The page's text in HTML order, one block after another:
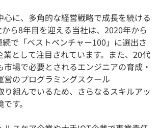
心に、多角的な経営戦略で成長を続ける
ら8年目を迎える当社は、2020年から
で「ベストベンチャー100」に選出さ
業として注目されています。また、20代
場で必要とされるエンジニアの育成・
営のプログラミングスクール
り組んでいるため、さらなるスキルアッ
す。